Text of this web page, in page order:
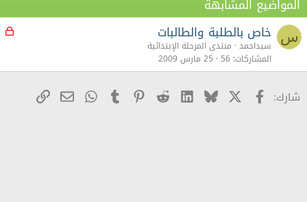
المواضيع المشابهة
س م خاص بالطلبة والطالبات
سيداحمد منتدى المرحلة الإبتدائية
المشاركات 56 25 مارس 2009
شارك: Facebook
X
Bluesky
LinkedIn
Reddit
Pinterest
Tumblr
WhatsApp
البريدرابط